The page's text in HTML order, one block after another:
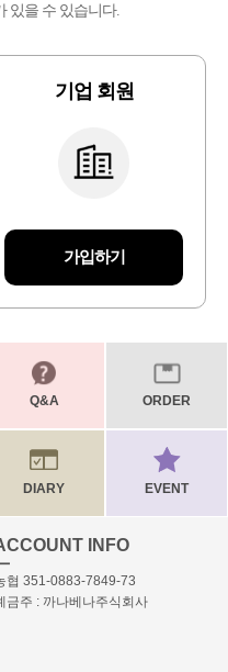
있을 수 있습니다.
기업 회원
가입하기
Q&A ORDER
DIARY EVENT
INFO
협 351-0883-7849-73
금주 : 까나베나주식회사